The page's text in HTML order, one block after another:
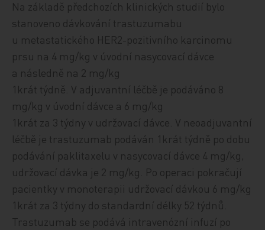
Na základě předchozích klinických studií bylo
stanoveno dávkování trastuzumabu
u metastatického HER2-pozitivního karcinomu
prsu na 4 mg/kg v úvodní nasycovací dávce
a následně na 2 mg/kg
1krát týdně. V adjuvantní léčbě je podáváno 8
mg/kg v úvodní dávce a 6 mg/kg
1krát za 3 týdny v udržovací dávce. V neoadjuvantní
léčbě je trastuzumab podáván 1krát týdně po dobu
podávání paklitaxelu v nasycovací dávce 4 mg/kg,
udržovací dávka je 2 mg/kg. Po operaci pokračují
pacientky v monoterapii udržovací dávkou 6 mg/kg
1krát za 3 týdny do standardní délky 52 týdnů.
Trastuzumab se podává intravenózní infuzí po